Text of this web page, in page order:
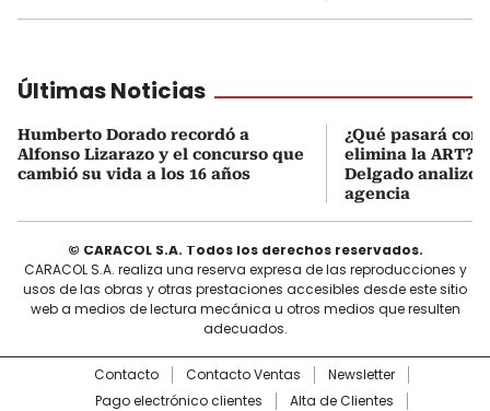
Últimas Noticias
Humberto Dorado recordó a
Alfonso Lizarazo y el concurso que
cambió su vida a los 16 años
¿Qué pasará con
elimina la ART?
Delgado analizó
agencia
© CARACOL S.A. Todos los derechos reservados.
CARACOL S.A. realiza una reserva expresa de las reproducciones y
usos de las obras y otras prestaciones accesibles desde este sitio
web a medios de lectura mecánica u otros medios que resulten
adecuados.
Contacto Contacto Ventas
Newsletter
Pago electrónico clientes
Alta de Clientes